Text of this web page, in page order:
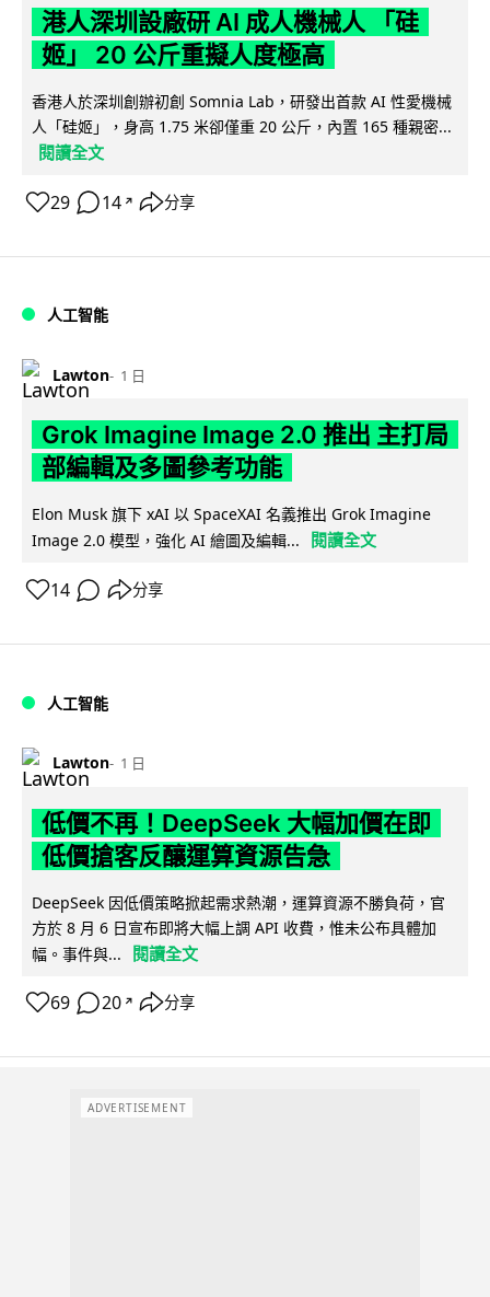
港人深圳設廠研 AI 成人機械人 「硅
姬」 20 公斤重擬人度極高
香港人於深圳創辦初創 Somnia Lab，研發出首款 AI 性愛機械
人「硅姬」，身高 1.75 米卻僅重 20 公斤，內置 165 種親密...
閱讀全文
29 14 ↗ 分享
人工智能
Lawton 1 日
Grok Imagine Image 2.0 推出 主打局
部編輯及多圖參考功能
Elon Musk 旗下 xAI 以 SpaceXAI 名義推出 Grok Imagine
Image 2.0 模型，強化 AI 繪圖及編輯...
閱讀全文
14 分享
人工智能
Lawton 1 日
低價不再！DeepSeek 大幅加價在即
低價搶客反釀運算資源告急
DeepSeek 因低價策略掀起需求熱潮，運算資源不勝負荷，官
方於 8 月 6 日宣布即將大幅上調 API 收費，惟未公布具體加
幅。事件與...
閱讀全文
69 20 ↗ 分享
ADVERTISEMENT